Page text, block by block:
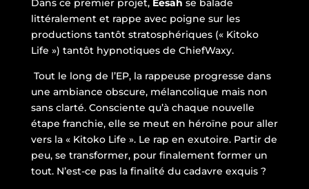
Dans ce premier projet, Eesah se balade
littéralement et rappe avec poigne sur les
productions tantôt stratosphériques (« Kitoko
Life ») tantôt hypnotiques de ChiefWaxy.
Tout le long de l’EP, la rappeuse progresse dans
une ambiance obscure, mélancolique mais non
sans clarté. Consciente qu’à chaque nouvelle
étape franchie, elle se meut en héroïne pour aller
vers la « Kitoko Life ». Le rap en exutoire. Partir de
peu, se transformer, pour finalement former un
tout. N’est-ce pas la finalité du cadavre exquis ?